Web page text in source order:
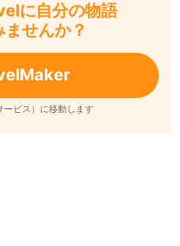
に自分の物語
せんか？
ビス）に移動します